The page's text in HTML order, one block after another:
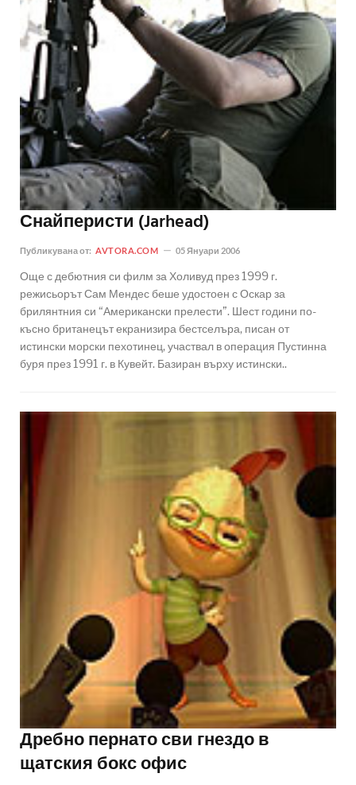
Снайперисти (Jarhead)
Публикувана от: AVTORA.COM 05 Януари 2006
Още с дебютния си филм за Холивуд през 1999 г.
режисьорът Сам Мендес беше удостоен с Оскар за
брилянтния си “Американски прелести”. Шест години по-
късно британецът екранизира бестселъра, писан от
истински морски пехотинец, участвал в операция Пустинна
буря през 1991 г. в Кувейт. Базиран върху истински..
Дребно пернато сви гнездо в
щатския бокс офис